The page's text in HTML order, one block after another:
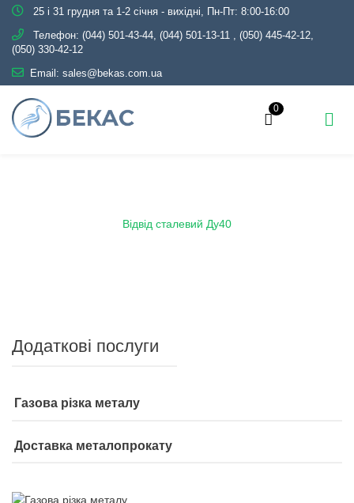
25 і 31 грудня та 1-2 січня - вихідні, Пн-Пт: 8:00-16:00
Телефон: (044) 501-43-44, (044) 501-13-11 , (050) 445-42-12,
(050) 330-42-12
Email: sales@bekas.com.ua
0
Відвід сталевий Ду40
Додаткові послуги
Газова різка металу
Доставка металопрокату